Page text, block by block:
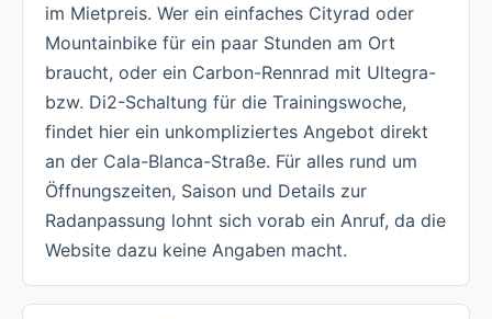
im Mietpreis. Wer ein einfaches Cityrad oder
Mountainbike für ein paar Stunden am Ort
braucht, oder ein Carbon-Rennrad mit Ultegra-
bzw. Di2-Schaltung für die Trainingswoche,
findet hier ein unkompliziertes Angebot direkt
an der Cala-Blanca-Straße. Für alles rund um
Öffnungszeiten, Saison und Details zur
Radanpassung lohnt sich vorab ein Anruf, da die
Website dazu keine Angaben macht.